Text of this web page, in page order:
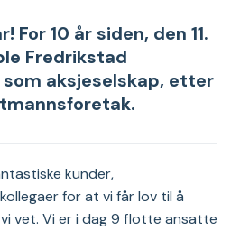
For 10 år siden, den 11.
Fredrikstad
aksjeselskap, etter
kunder,
for at vi får lov til å
vet. Vi er i dag 9 flotte ansatte